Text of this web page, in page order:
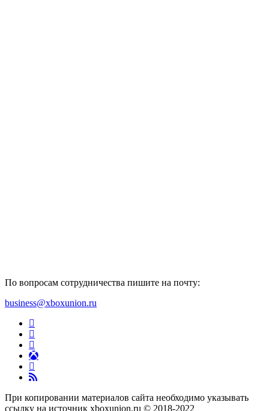
По вопросам сотрудничества пишите на почту:
business@xboxunion.ru
При копировании материалов сайта необходимо указывать
ссылку на источник xboxunion.ru © 2018-2022